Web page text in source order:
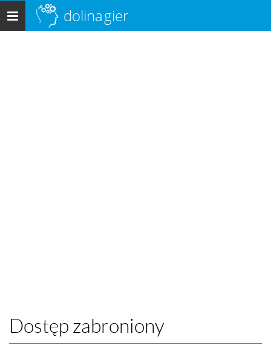
Menu
główne
dolinagier
Dostęp zabroniony